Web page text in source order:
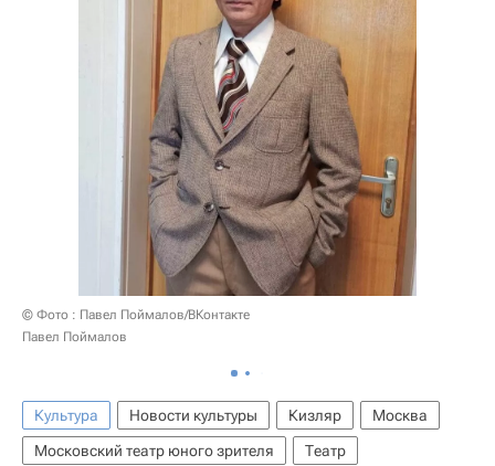
© Фото : Павел Поймалов/ВКонтакте
Павел Поймалов
Культура Новости культуры Кизляр
Москва
Московский театр юного зрителя
Театр